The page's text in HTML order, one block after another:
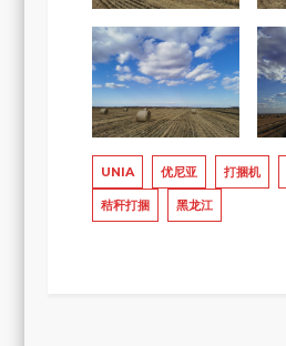
UNIA 优尼亚 打捆机
秸秆打捆 黑龙江